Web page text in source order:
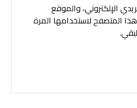
الإلكتروني، والموقع
المتصفح لاستخدامها المرة